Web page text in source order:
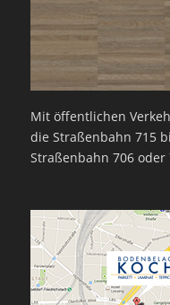
Mit öffentlichen
die Straßenbahn 715
Straßenbahn 706